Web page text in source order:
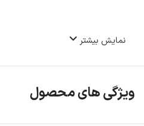
نمایش بیشتر
ویژگی های محصول